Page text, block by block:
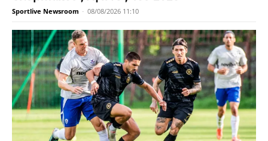
Sportlive Newsroom - 08/08/2026 11:10